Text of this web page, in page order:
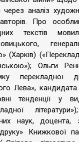
аналіз
Про
текстів
(Харків)
Ольги
перекладної
Лева», кандидата
тенденції у
наук, доцента,
Книжкової